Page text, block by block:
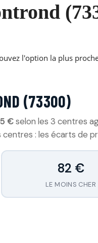
l'option la plus
(73300)
€selon les 3 centres
: les écarts de
82 €
LE MOINS CHER